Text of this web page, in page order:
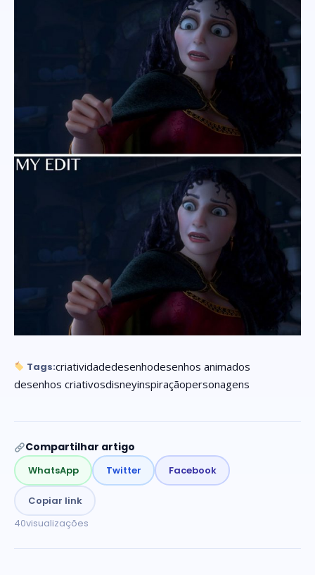
Tags:criatividadedesenhodesenhos animados
desenhos criativosdisneyinspiraçãopersonagens
Compartilhar artigo
WhatsApp Twitter Facebook
Copiar link
40visualizações